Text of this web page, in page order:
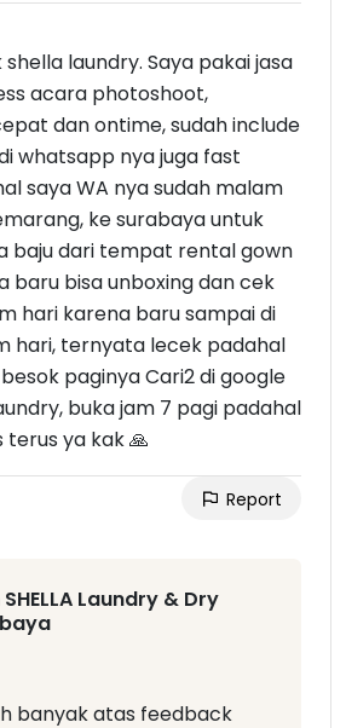
laundry. Saya pakai jasa
acara photoshoot,
dan ontime, sudah include
whatsapp nya juga fast
saya WA nya sudah malam
ke surabaya untuk
baju dari tempat rental gown
baru bisa unboxing dan cek
hari karena baru sampai di
hari, ternyata lecek padahal
paginya Cari2 di google
buka jam 7 pagi padahal
terus ya kak 🙏
Report
Laundry & Dry
banyak atas feedback